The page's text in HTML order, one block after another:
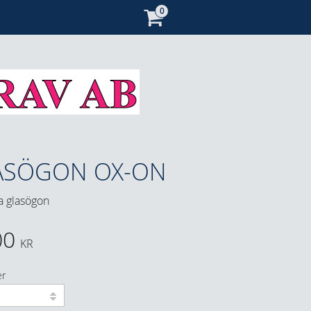
OX-ON
glasögon
KR